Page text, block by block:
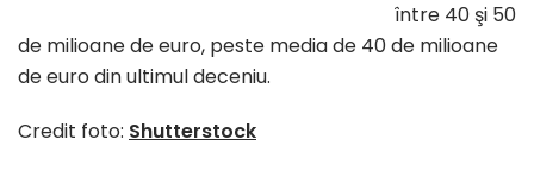
între 40 şi 50
de milioane de euro, peste media de 40 de milioane
de euro din ultimul deceniu.
Credit foto: Shutterstock